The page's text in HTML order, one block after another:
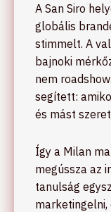
A San Siro
globális
stimmelt. A
bajnoki
nem
segített:
és mást
Így a Milan
megússza az
tanulság